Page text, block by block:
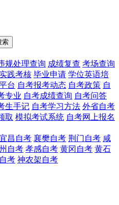
索
规处理查询 成绩复查 考场查询
实践考核 毕业申请 学位英语培
台 自考报考动态 自考政策 自
专业 自考成绩查询 自考问答
生手记 自考学习方法 外省自考
取 模拟考试系统 自考网上报名
昌自考 襄樊自考 荆门自考 咸
自考 孝感自考 黄冈自考 黄石
考 神农架自考